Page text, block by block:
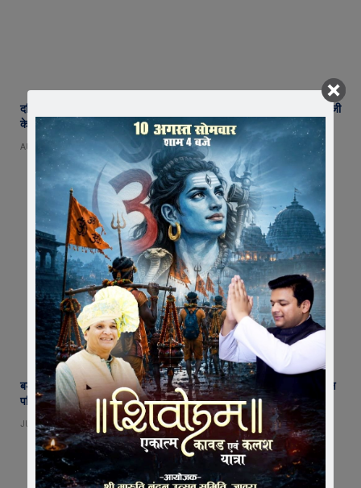
दतिया उपचुनाव में कांग्रेस की ऐतिहासिक जीत, जावरा में ढोल-नगाड़ों और आतिशबाजी
के साथ मनाया जश्न
AUGUST 3, 2026
बड़ावदा नगर परिषद में सियासी भूचाल : सभापति ने दिया इस्तीफा, अध्यक्ष और अध्यक्ष
पति पर लगाए गंभीर आरोप
JULY 27, 2026